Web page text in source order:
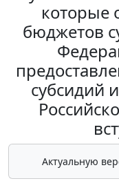
которые
бюджетов
субсидий
Актуальную